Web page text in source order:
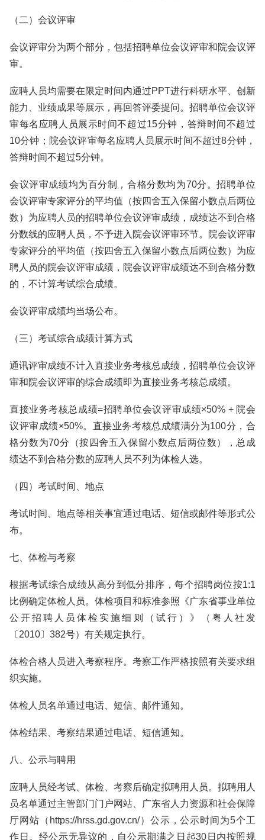
（二）会议评审
会议评审分为两个部分，包括招聘单位会议评审和院会议评
审。
应聘人员均需要在限定时间内通过PPT进行科研水平、创新
能力、业绩成果等展示，再回答评委提问。招聘单位会议评
审每名应聘人员展示时间不超过15分钟，答辩时间不超过
10分钟；院会议评审每名应聘人员展示时间不超过8分钟，
答辩时间不超过5分钟。
会议评审成绩均为百分制，合格分数均为70分。招聘单位
会议评审专家评分的平均值（按四舍五入保留小数点后两位
数）为应聘人员的招聘单位会议评审成绩，成绩达不到合格
分数线的应聘人员，不予进入院会议评审环节。院会议评审
专家评分的平均值（按四舍五入保留小数点后两位数）为应
聘人员的院会议评审成绩，院会议评审成绩达不到合格分数
的，不计算考试综合成绩。
会议评审成绩均当场公布。
（三）考试综合成绩计算方式
通讯评审成绩不计入直接业务考核总成绩，招聘单位会议评
审和院会议评审的综合成绩即为直接业务考核总成绩。
直接业务考核总成绩=招聘单位会议评审成绩×50% + 院会
议评审成绩×50%。直接业务考核总成绩满分为100分，合
格分数为70分（按四舍五入保留小数点后两位数），总成
绩达不到合格分数的应聘人员不列为体检人选。
（四）考试时间、地点
考试时间、地点等相关事宜通过电话、短信或邮件等形式公
布。
七、体检与考察
根据考试综合成绩从高分到低分排序，每个招聘岗位按1:1
比例确定体检人员。体检项目和标准参照《广东省事业单位
公开招聘人员体检实施细则（试行）》（粤人社发
〔2010〕382号）有关规定执行。
体检合格人员进入考察程序。考察工作严格按照有关要求组
织实施。
体检人员名单通过电话、短信、邮件通知。
体检结果、考察结果通过电话、短信通知。
八、公示与聘用
应聘人员经考试、体检、考察后确定拟聘用人员。拟聘用人
员名单通过主管部门门户网站、广东省人力资源和社会保障
厅网站（https://hrss.gd.gov.cn/）公示，公示时间为5个工
作日。经公示无异议的，自公示期满之日起30日内按照规